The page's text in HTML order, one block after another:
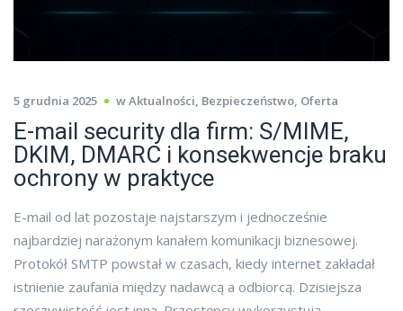
5 grudnia 2025 wAktualności, Bezpieczeństwo, Oferta
E-mail security dla firm: S/MIME,
DKIM, DMARC i konsekwencje braku
ochrony w praktyce
E-mail od lat pozostaje najstarszym i jednocześnie
najbardziej narażonym kanałem komunikacji biznesowej.
Protokół SMTP powstał w czasach, kiedy internet zakładał
istnienie zaufania między nadawcą a odbiorcą. Dzisiejsza